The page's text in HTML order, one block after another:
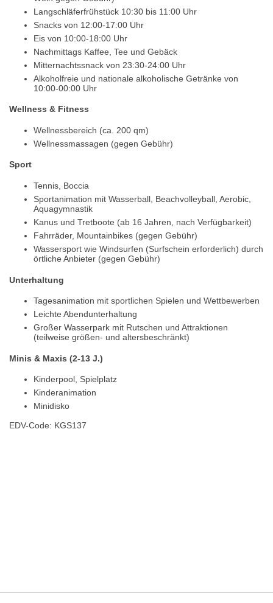
Langschläferfrühstück 10:30 bis 11:00 Uhr
Snacks von 12:00-17:00 Uhr
Eis von 10:00-18:00 Uhr
Nachmittags Kaffee, Tee und Gebäck
Mitternachtssnack von 23:30-24:00 Uhr
Alkoholfreie und nationale alkoholische Getränke von
10:00-00:00 Uhr
Wellness & Fitness
Wellnessbereich (ca. 200 qm)
Wellnessmassagen (gegen Gebühr)
Sport
Tennis, Boccia
Sportanimation mit Wasserball, Beachvolleyball, Aerobic,
Aquagymnastik
Kanus und Tretboote (ab 16 Jahren, nach Verfügbarkeit)
Fahrräder, Mountainbikes (gegen Gebühr)
Wassersport wie Windsurfen (Surfschein erforderlich) durch
örtliche Anbieter (gegen Gebühr)
Unterhaltung
Tagesanimation mit sportlichen Spielen und Wettbewerben
Leichte Abendunterhaltung
Großer Wasserpark mit Rutschen und Attraktionen
(teilweise größen- und altersbeschränkt)
Minis & Maxis (2-13 J.)
Kinderpool, Spielplatz
Kinderanimation
Minidisko
EDV-Code: KGS137